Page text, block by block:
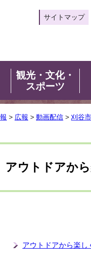
サイトマップ
観光・文化・
スポーツ
> 広報 > 動画配信 > 刈谷
アウトドアか
アウトドアから楽